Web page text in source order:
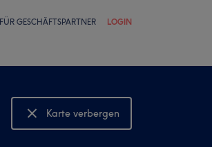
FÜR GESCHÄFTSPARTNER LOGIN
Karte verbergen
Karte anzeigen